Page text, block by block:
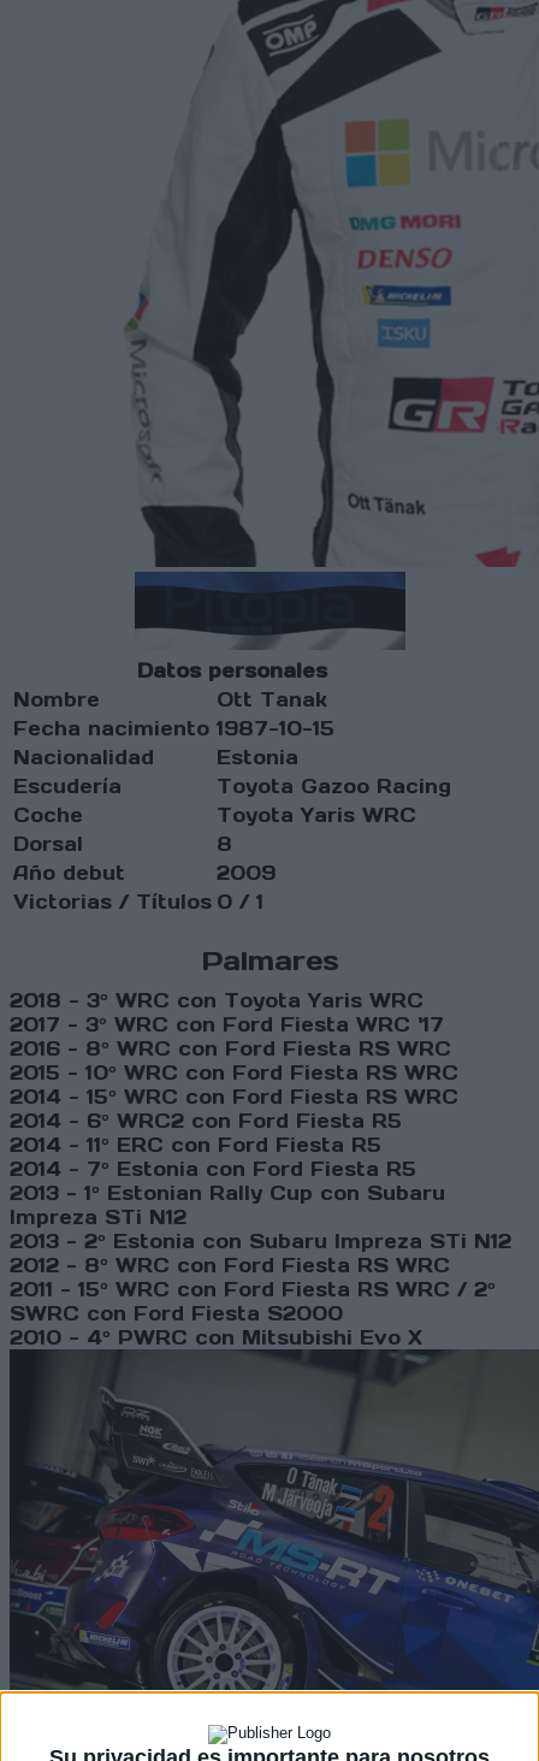
Datos personales
Nombre
Ott Tanak
Fecha nacimiento 1987-10-15
Nacionalidad
Estonia
Escudería
Toyota Gazoo Racing
Coche
Toyota Yaris WRC
Dorsal
8
Año debut
2009
Victorias / Títulos 0 / 1
Palmares
2018 - 3º WRC con Toyota Yaris WRC
2017 - 3º WRC con Ford Fiesta WRC '17
2016 - 8º WRC con Ford Fiesta RS WRC
2015 - 10º WRC con Ford Fiesta RS WRC
2014 - 15º WRC con Ford Fiesta RS WRC
2014 - 6º WRC2 con Ford Fiesta R5
2014 - 11º ERC con Ford Fiesta R5
2014 - 7º Estonia con Ford Fiesta R5
2013 - 1º Estonian Rally Cup con Subaru
Impreza STi N12
2013 - 2º Estonia con Subaru Impreza STi N12
2012 - 8º WRC con Ford Fiesta RS WRC
2011 - 15º WRC con Ford Fiesta RS WRC / 2º
SWRC con Ford Fiesta S2000
2010 - 4º PWRC con Mitsubishi Evo X